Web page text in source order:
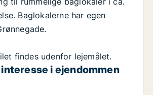
Baglokalerne har egen
findes udenfor lejemålet.
i ejendommen